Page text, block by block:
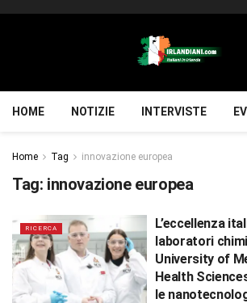
HOME NOTIZIE INTERVISTE
Home Tag innovazione europea
Tag: innovazione europea
RICERCA
L’eccellenza
laboratori
University of
Health
le